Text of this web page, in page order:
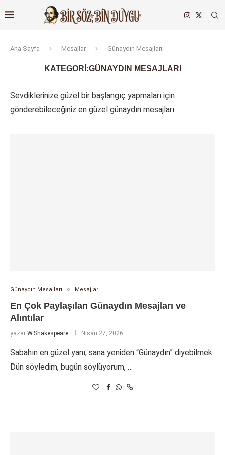
Ana Sayfa Mesajlar Günaydın Mesajları
KATEGORI:GÜNAYDIN MESAJLARI
Sevdiklerinize güzel bir başlangıç yapmaları için
gönderebileceğiniz en güzel günaydın mesajları.
Günaydın Mesajları Mesajlar
En Çok Paylaşılan Günaydın Mesajları ve
Alıntılar
yazar W.Shakespeare Nisan 27, 2026
Sabahın en güzel yanı, sana yeniden “Günaydın” diyebilmek.
Dün söyledim, bugün söylüyorum, …